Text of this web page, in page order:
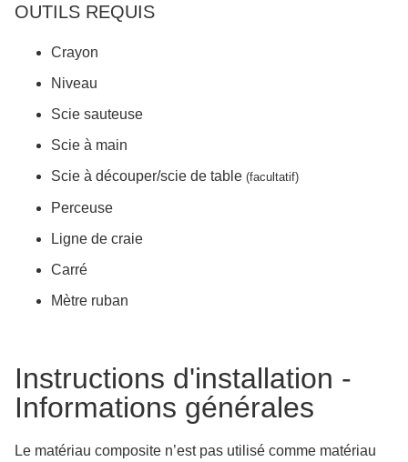
OUTILS REQUIS
Crayon
Niveau
Scie sauteuse
Scie à main
Scie à découper/scie de table (facultatif)
Perceuse
Ligne de craie
Carré
Mètre ruban
Instructions d'installation -
Informations générales
Le matériau composite n’est pas utilisé comme matériau